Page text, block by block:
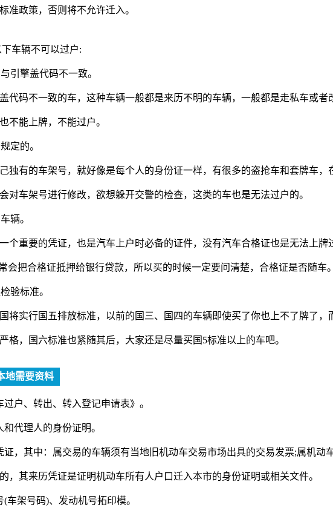
准政策，否则将不允许迁入。
车辆不可以过户:
引擎盖代码不一致。
代码不一致的车，这种车辆一般都是来历不明的车辆，一般都是走私车或者
不能上牌，不能过户。
定的。
独有的车架号，就好像是每个人的身份证一样，有很多的盗抢车和套牌车，
对车架号进行修改，欲想躲开交警的检查，这类的车也是无法过户的。
辆。
个重要的凭证，也是汽车上户时必备的证件，没有汽车合格证也是无法上牌
会把合格证抵押给银行贷款，所以买的时候一定要问清楚，合格证是否随车。
验标准。
将实行国五排放标准，以前的国三、国四的车辆即使买了你也上不了牌了，
格，国六标准也紧随其后，大家还是尽量买国5标准以上的车吧。
地需要资料
过户、转出、转入登记申请表》。
代理人的身份证明。
证，其中：属交易的车辆须有当地旧机动车交易市场出具的交易发票;属机动
，其来历凭证是证明机动车所有人户口迁入本市的身份证明或相关文件。
车架号码)、发动机号拓印模。